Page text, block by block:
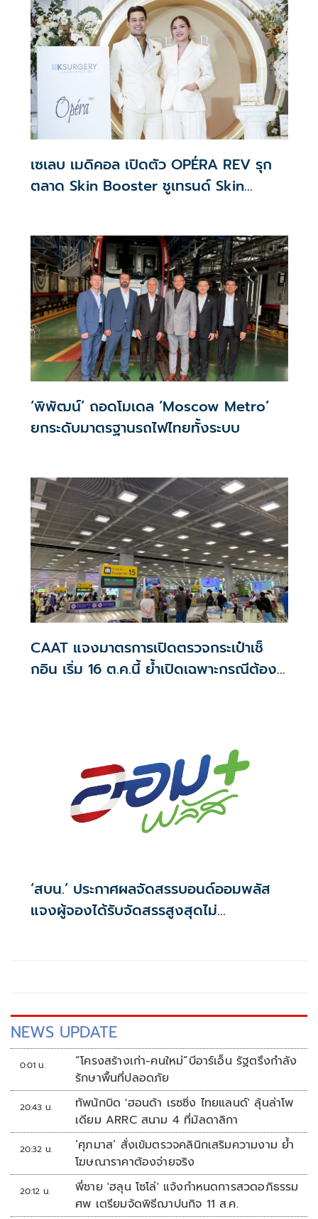
เซเลบ เมดิคอล เปิดตัว OPÉRA REV รุก
ตลาด Skin Booster ชูเทรนด์ Skin
‘พิพัฒน์’ ถอดโมเดล ‘Moscow Metro’
ยกระดับมาตรฐานรถไฟไทยทั้งระบบ
CAAT แจงมาตรการเปิดตรวจกระเป๋าเช็
กอิน เริ่ม 16 ต.ค.นี้ ย้ำเปิดเฉพาะกรณีต้อง
‘สบน.’ ประกาศผลจัดสรรบอนด์ออมพลัส
แจงผู้จองได้รับจัดสรรสูงสุดไม่
NEWS UPDATE
0:01 น.
“โครงสร้างเก่า-คนใหม่”บีอาร์เอ็น รัฐตรึงกำลัง
รักษาพื้นที่ปลอดภัย
20:43 น.
ทัพนักบิด 'ฮอนด้า เรซซิ่ง ไทยแลนด์' ลุ้นล่าโพ
เดียม ARRC สนาม 4 ที่มัลดาลิกา
20:32 น.
‘ศุภมาส’ สั่งเข้มตรวจคลินิกเสริมความงาม ย้ำ
โฆษณาราคาต้องจ่ายจริง
20:12 น.
พี่ชาย 'ฮลุน โซโล่' แจ้งกำหนดการสวดอภิธรรม
ศพ เตรียมจัดพิธีฌาปนกิจ 11 ส.ค.